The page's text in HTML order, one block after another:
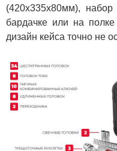
(420х335х80мм),
бардачке или на
дизайн кейса точно не